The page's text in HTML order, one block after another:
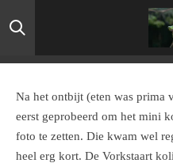
Ga
direct
hoofdinhoud
Na het ontbijt (eten was prima
eerst geprobeerd om het mini
foto te zetten. Die kwam wel
heel erg kort. De Vorkstaart